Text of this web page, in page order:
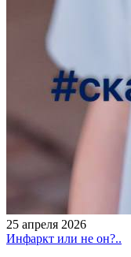
25 апреля 2026
Инфаркт или не он?..